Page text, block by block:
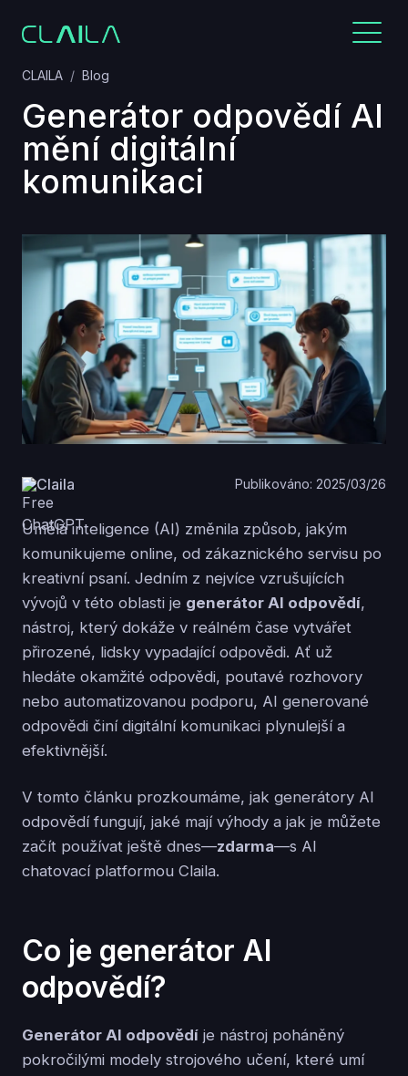
CLAILA Blog
Generátor odpovědí AI
mění digitální
komunikaci
Claila Publikováno: 2025/03/26
Umělá inteligence (AI) změnila způsob, jakým
komunikujeme online, od zákaznického servisu po
kreativní psaní. Jedním z nejvíce vzrušujících
vývojů v této oblasti je generátor AI odpovědí,
nástroj, který dokáže v reálném čase vytvářet
přirozené, lidsky vypadající odpovědi. Ať už
hledáte okamžité odpovědi, poutavé rozhovory
nebo automatizovanou podporu, AI generované
odpovědi činí digitální komunikaci plynulejší a
efektivnější.
V tomto článku prozkoumáme, jak generátory AI
odpovědí fungují, jaké mají výhody a jak je můžete
začít používat ještě dnes—zdarma—s AI
chatovací platformou Claila.
Co je generátor AI
odpovědí?
Generátor AI odpovědí je nástroj poháněný
pokročilými modely strojového učení, které umí